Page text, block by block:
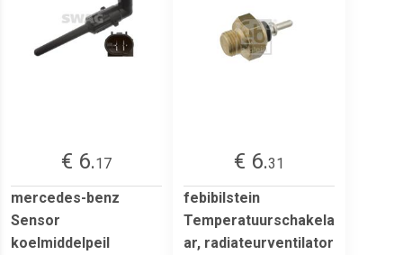
€ 6.17
mercedes-benz
Sensor
koelmiddelpeil
€ 6.31
febibilstein
Temperatuurschakela
ar, radiateurventilator